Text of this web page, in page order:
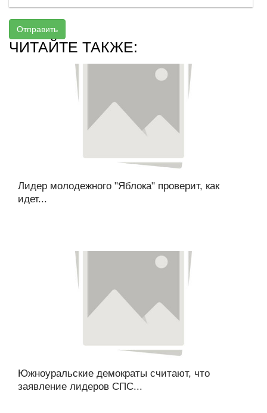
Отправить
ЧИТАЙТЕ ТАКЖЕ:
Лидер молодежного "Яблока" проверит, как
идет...
Южноуральские демократы считают, что
заявление лидеров СПС...